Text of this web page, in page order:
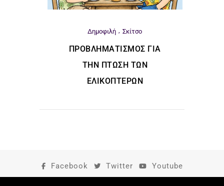
Δημοφιλή Σκίτσο
ΠΡΟΒΛΗΜΑΤΙΣΜΌΣ ΓΙΑ
ΤΗΝ ΠΤΏΣΗ ΤΩΝ
ΕΛΙΚΟΠΤΈΡΩΝ
Facebook Twitter Youtube